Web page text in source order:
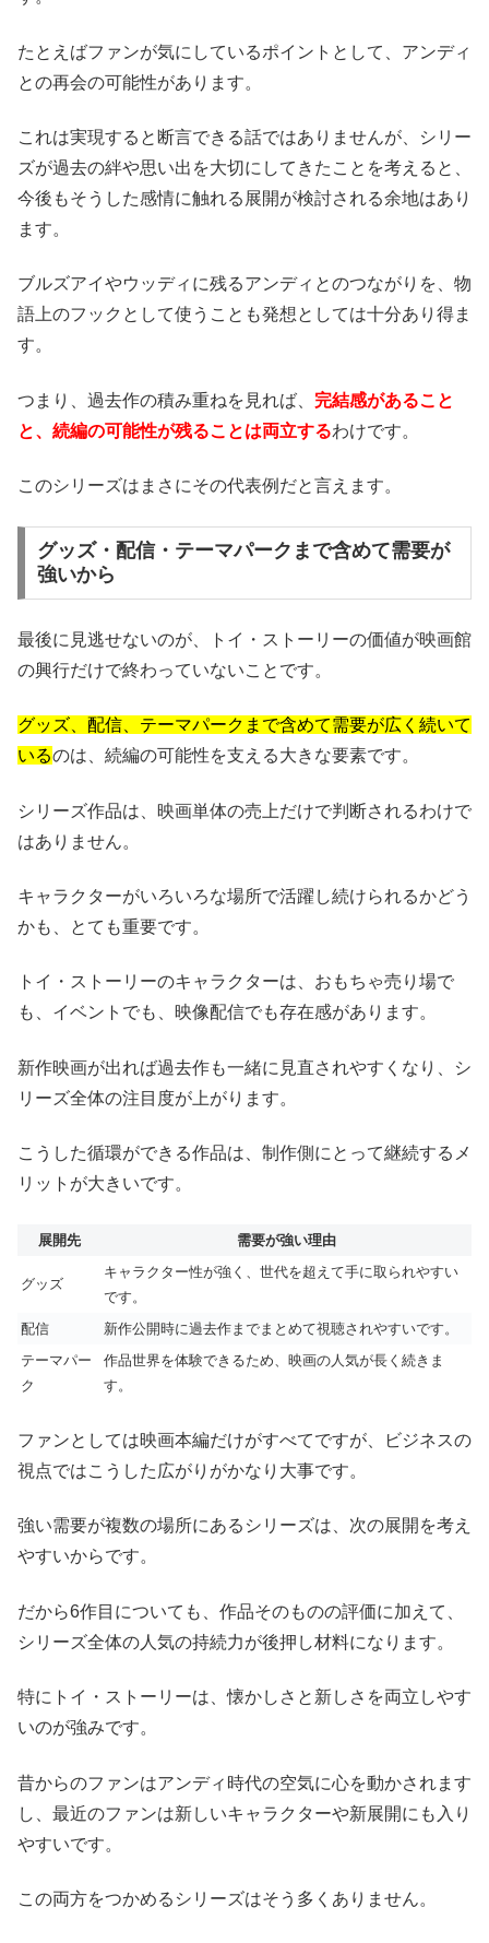
たとえばファンが気にしているポイントとして、アンディ
との再会の可能性があります。
これは実現すると断言できる話ではありませんが、シリー
ズが過去の絆や思い出を大切にしてきたことを考えると、
今後もそうした感情に触れる展開が検討される余地はあり
ます。
ブルズアイやウッディに残るアンディとのつながりを、物
語上のフックとして使うことも発想としては十分あり得ま
す。
つまり、過去作の積み重ねを見れば、 完結感があること
と、続編の可能性が残ることは両立するわけです。
このシリーズはまさにその代表例だと言えます。
グッズ・配信・テーマパークまで含めて需要が
強いから
最後に見逃せないのが、トイ・ストーリーの価値が映画館
の興行だけで終わっていないことです。
グッズ、配信、テーマパークまで含めて需要が広く続いて
いるのは、続編の可能性を支える大きな要素です。
シリーズ作品は、映画単体の売上だけで判断されるわけで
はありません。
キャラクターがいろいろな場所で活躍し続けられるかどう
かも、とても重要です。
トイ・ストーリーのキャラクターは、おもちゃ売り場で
も、イベントでも、映像配信でも存在感があります。
新作映画が出れば過去作も一緒に見直されやすくなり、シ
リーズ全体の注目度が上がります。
こうした循環ができる作品は、制作側にとって継続するメ
リットが大きいです。
展開先 需要が強い理由
グッズ
キャラクター性が強く、世代を超えて手に取られやすい
です。
配信
新作公開時に過去作までまとめて視聴されやすいです。
テーマパー
ク
作品世界を体験できるため、映画の人気が長く続きま
す。
ファンとしては映画本編だけがすべてですが、ビジネスの
視点ではこうした広がりがかなり大事です。
強い需要が複数の場所にあるシリーズは、次の展開を考え
やすいからです。
だから6作目についても、作品そのものの評価に加えて、
シリーズ全体の人気の持続力が後押し材料になります。
特にトイ・ストーリーは、懐かしさと新しさを両立しやす
いのが強みです。
昔からのファンはアンディ時代の空気に心を動かされます
し、最近のファンは新しいキャラクターや新展開にも入り
やすいです。
この両方をつかめるシリーズはそう多くありません。